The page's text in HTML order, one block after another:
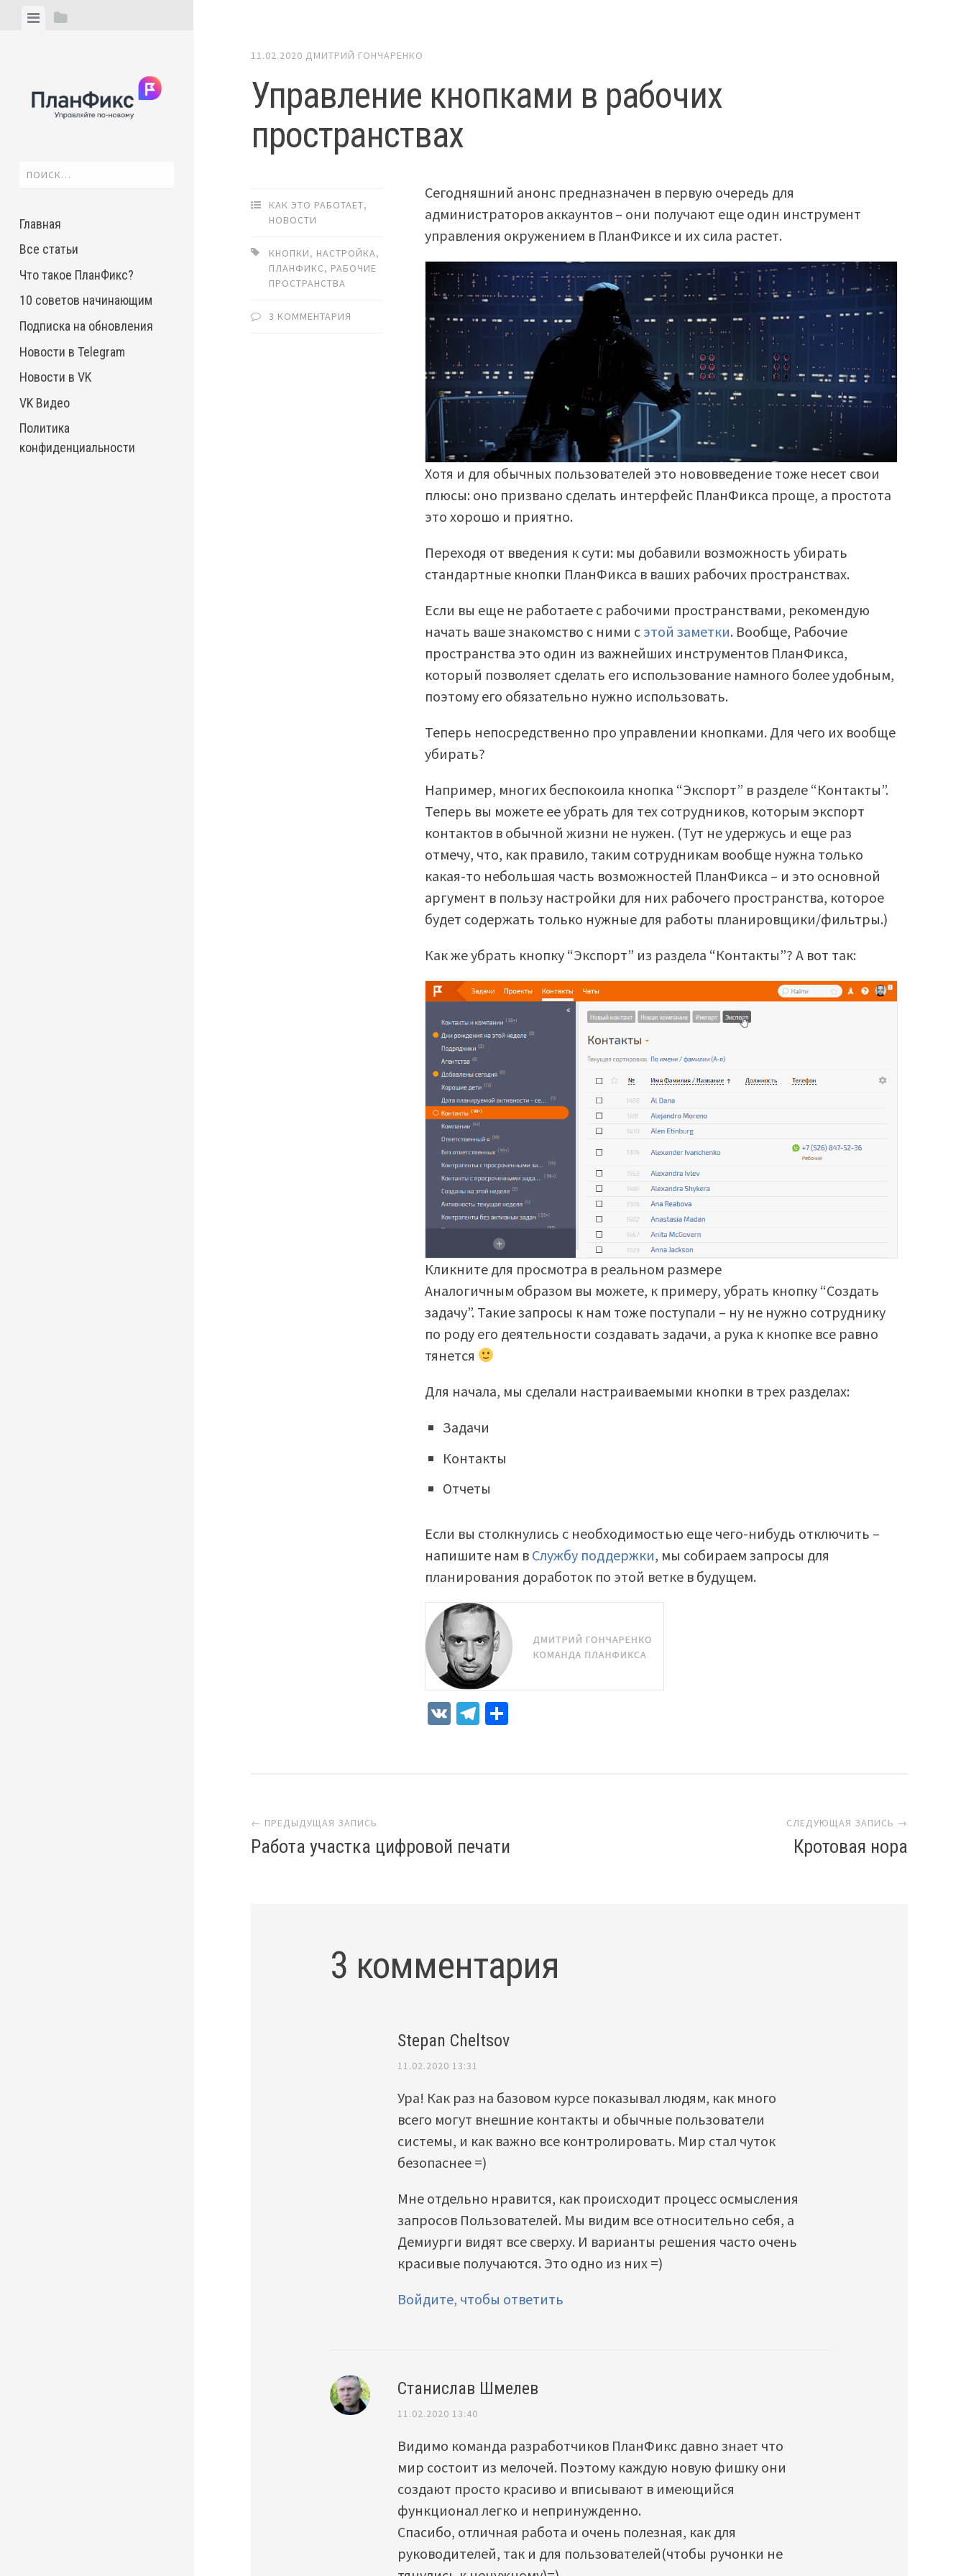
ViewView
Найти:
Главная
Все статьи
Что такое ПланФикс?
10 советов начинающим
Подписка на обновления
Новости в Telegram
Новости в VK
VK Видео
Политика
конфиденциальности
11.02.2020 ДМИТРИЙ ГОНЧАРЕНКО
Управление кнопками в рабочих
пространствах
КАК ЭТО РАБОТАЕТ,
НОВОСТИ
КНОПКИ, НАСТРОЙКА,
ПЛАНФИКС, РАБОЧИЕ
ПРОСТРАНСТВА
3 КОММЕНТАРИЯ
Сегодняшний анонс предназначен в первую очередь для
администраторов аккаунтов – они получают еще один инструмент
управления окружением в ПланФиксе и их сила растет.
Хотя и для обычных пользователей это нововведение тоже несет свои
плюсы: оно призвано сделать интерфейс ПланФикса проще, а простота
это хорошо и приятно.
Переходя от введения к сути: мы добавили возможность убирать
стандартные кнопки ПланФикса в ваших рабочих пространствах.
Если вы еще не работаете с рабочими пространствами, рекомендую
начать ваше знакомство с ними с этой заметки. Вообще, Рабочие
пространства это один из важнейших инструментов ПланФикса,
который позволяет сделать его использование намного более удобным,
поэтому его обязательно нужно использовать.
Теперь непосредственно про управлении кнопками. Для чего их вообще
убирать?
Например, многих беспокоила кнопка “Экспорт” в разделе “Контакты”.
Теперь вы можете ее убрать для тех сотрудников, которым экспорт
контактов в обычной жизни не нужен. (Тут не удержусь и еще раз
отмечу, что, как правило, таким сотрудникам вообще нужна только
какая-то небольшая часть возможностей ПланФикса – и это основной
аргумент в пользу настройки для них рабочего пространства, которое
будет содержать только нужные для работы планировщики/фильтры.)
Как же убрать кнопку “Экспорт” из раздела “Контакты”? А вот так:
Кликните для просмотра в реальном размере
Аналогичным образом вы можете, к примеру, убрать кнопку “Создать
задачу”. Такие запросы к нам тоже поступали – ну не нужно сотруднику
по роду его деятельности создавать задачи, а рука к кнопке все равно
тянется
Для начала, мы сделали настраиваемыми кнопки в трех разделах:
Задачи
Контакты
Отчеты
Если вы столкнулись с необходимостью еще чего-нибудь отключить –
напишите нам в Службу поддержки, мы собираем запросы для
планирования доработок по этой ветке в будущем.
VK Telegram
← ПРЕДЫДУЩАЯ ЗАПИСЬ
Работа участка цифровой печати
СЛЕДУЮЩАЯ ЗАПИСЬ →
Кротовая нора
3 комментария
Stepan Cheltsov
11.02.2020 13:31
Ура! Как раз на базовом курсе показывал людям, как много
всего могут внешние контакты и обычные пользователи
системы, и как важно все контролировать. Мир стал чуток
безопаснее =)
Мне отдельно нравится, как происходит процесс осмысления
запросов Пользователей. Мы видим все относительно себя, а
Демиурги видят все сверху. И варианты решения часто очень
красивые получаются. Это одно из них =)
Войдите, чтобы ответить
Станислав Шмелев
11.02.2020 13:40
Видимо команда разработчиков ПланФикс давно знает что
мир состоит из мелочей. Поэтому каждую новую фишку они
создают просто красиво и вписывают в имеющийся
функционал легко и непринужденно.
Спасибо, отличная работа и очень полезная, как для
руководителей, так и для пользователей(чтобы ручонки не